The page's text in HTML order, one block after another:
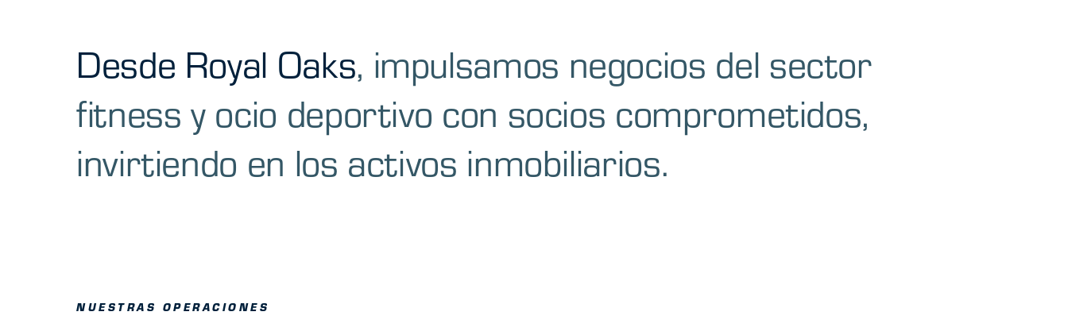
Desde Royal Oaks, impulsamos negocios del sector
fitness y ocio deportivo con socios comprometidos,
invirtiendo en los activos inmobiliarios.
NUESTRAS OPERACIONES